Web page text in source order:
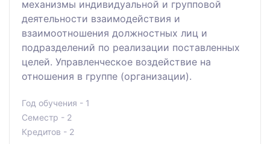
механизмы индивидуальной и групповой
деятельности взаимодействия и
взаимоотношения должностных лиц и
подразделений по реализации поставленных
целей. Управленческое воздействие на
отношения в группе (организации).
Год обучения - 1
Семестр - 2
Кредитов - 2